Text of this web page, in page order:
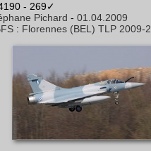
- 269✓
Pichard - 01.04.2009
: Florennes (BEL) TLP 2009-2